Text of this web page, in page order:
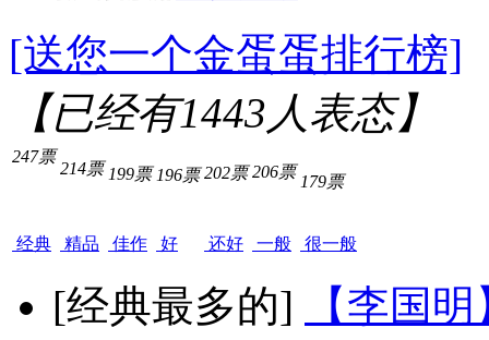
[送您一个金蛋蛋排行榜]
【已经有1443人表态】
247票
经典
214票
精品
199票
佳作
196票
好
202票
还好
206票
一般
179票
很一般
[经典最多的]
【李国